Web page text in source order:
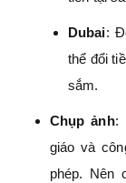
Dubai:
thể đổi
sắm.
Chụp ảnh:
giáo và
phép. Nên